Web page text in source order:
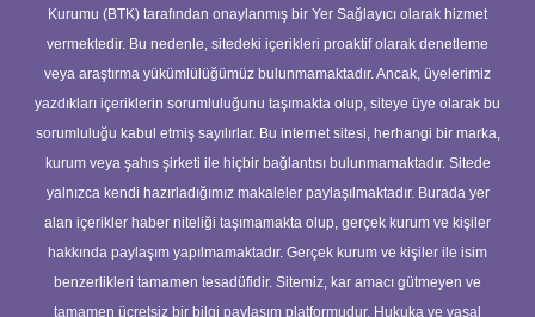
Kurumu (BTK) tarafından onaylanmış bir Yer Sağlayıcı olarak hizmet
vermektedir. Bu nedenle, sitedeki içerikleri proaktif olarak denetleme
veya araştırma yükümlülüğümüz bulunmamaktadır. Ancak, üyelerimiz
yazdıkları içeriklerin sorumluluğunu taşımakta olup, siteye üye olarak bu
sorumluluğu kabul etmiş sayılırlar. Bu internet sitesi, herhangi bir marka,
kurum veya şahıs şirketi ile hiçbir bağlantısı bulunmamaktadır. Sitede
yalnızca kendi hazırladığımız makaleler paylaşılmaktadır. Burada yer
alan içerikler haber niteliği taşımamakta olup, gerçek kurum ve kişiler
hakkında paylaşım yapılmamaktadır. Gerçek kurum ve kişiler ile isim
benzerlikleri tamamen tesadüfidir. Sitemiz, kar amacı gütmeyen ve
tamamen ücretsiz bir bilgi paylaşım platformudur. Hukuka ve yasal